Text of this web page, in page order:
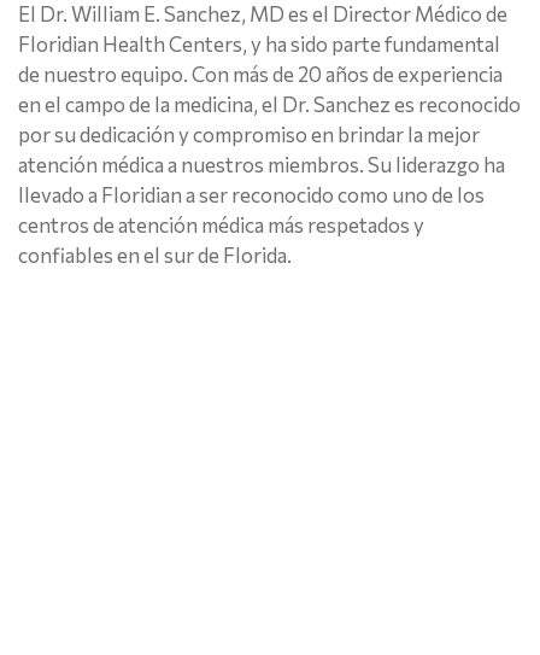
El Dr. William E. Sanchez, MD es el Director Médico de
Floridian Health Centers, y ha sido parte fundamental
de nuestro equipo. Con más de 20 años de experiencia
en el campo de la medicina, el Dr. Sanchez es reconocido
por su dedicación y compromiso en brindar la mejor
atención médica a nuestros miembros. Su liderazgo ha
llevado a Floridian a ser reconocido como uno de los
centros de atención médica más respetados y
confiables en el sur de Florida.